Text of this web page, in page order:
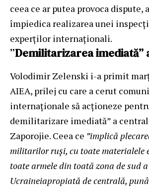
ceea ce ar putea provoca dispute,
împiedica realizarea unei
experților internaționali.
”Demilitarizarea imediată”
Volodimir Zelenski i-a primit
AIEA, prilej cu care a cerut
internaționale să acționeze
demilitarizare imediată” a
Zaporojie. Ceea ce ”implică
militarilor ruși, cu toate materialele
toate armele din toată zona de sud a
Ucraineiapropiată de centrală,